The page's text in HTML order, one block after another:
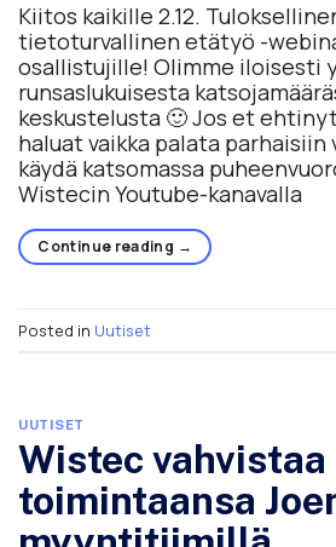
Kiitos kaikille 2.12.
tietoturvallinen etätyö -
osallistujille! Olimme iloisesti
runsaslukuisesta
keskustelusta 🙂 Jos et
haluat vaikka palata
käydä katsomassa
Wistecin Youtube-kanavalla
Continue reading →
Posted in Uutiset
UUTISET
Wistec vahvistaa
toimintaansa